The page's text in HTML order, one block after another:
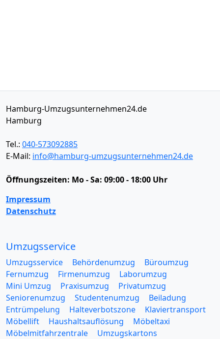
Hamburg-Umzugsunternehmen24.de
Hamburg
Tel.: 040-573092885
E-Mail: info@hamburg-umzugsunternehmen24.de
Öffnungszeiten: Mo - Sa: 09:00 - 18:00 Uhr
Impressum
Datenschutz
Umzugsservice
Umzugsservice Behördenumzug
Büroumzug
Fernumzug
Firmenumzug
Laborumzug
Mini Umzug
Praxisumzug
Privatumzug
Seniorenumzug
Studentenumzug
Beiladung
Entrümpelung
Halteverbotszone
Klaviertransport
Möbellift
Haushaltsauflösung
Möbeltaxi
Möbelmitfahrzentrale
Umzugskartons